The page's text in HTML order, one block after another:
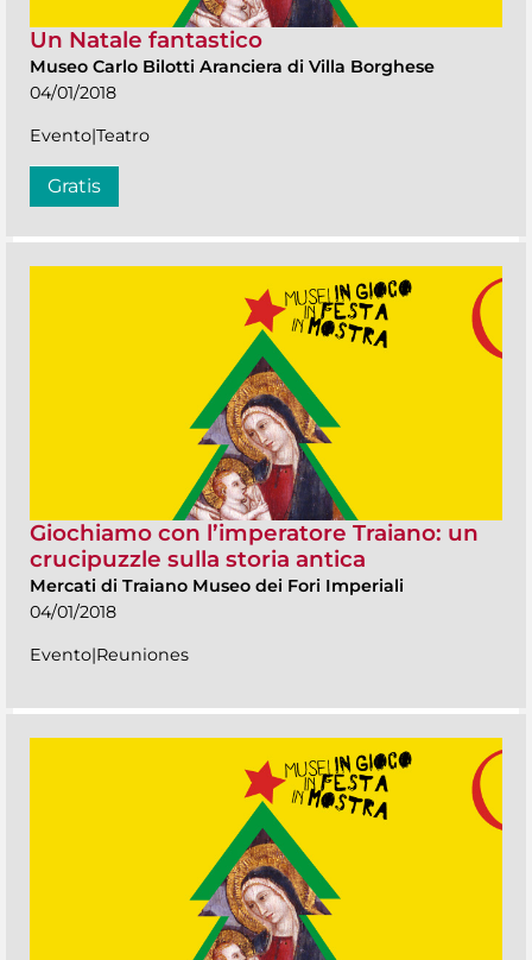
Un Natale fantastico
Museo Carlo Bilotti Aranciera di Villa Borghese
04/01/2018
Evento|Teatro
Gratis
Giochiamo con l’imperatore Traiano: un
crucipuzzle sulla storia antica
Mercati di Traiano Museo dei Fori Imperiali
04/01/2018
Evento|Reuniones